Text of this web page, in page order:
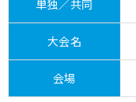
単独／共同
大会名
会場